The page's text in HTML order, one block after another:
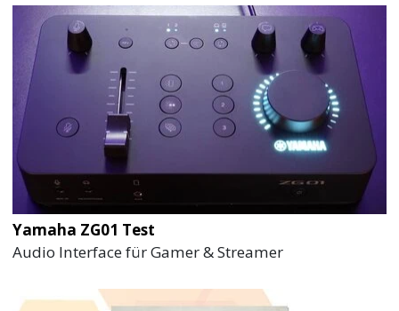
Yamaha ZG01 Test
Audio Interface für Gamer & Streamer